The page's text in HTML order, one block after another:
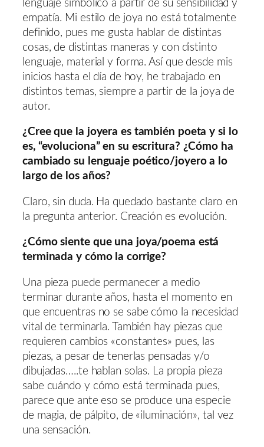
lenguaje simbólico a partir de su sensibilidad y
empatía. Mi estilo de joya no está totalmente
definido, pues me gusta hablar de distintas
cosas, de distintas maneras y con distinto
lenguaje, material y forma. Así que desde mis
inicios hasta el día de hoy, he trabajado en
distintos temas, siempre a partir de la joya de
autor.
¿Cree que la joyera es también poeta y si lo
es, “evoluciona” en su escritura? ¿Cómo ha
cambiado su lenguaje poético/joyero a lo
largo de los años?
Claro, sin duda. Ha quedado bastante claro en
la pregunta anterior. Creación es evolución.
¿Cómo siente que una joya/poema está
terminada y cómo la corrige?
Una pieza puede permanecer a medio
terminar durante años, hasta el momento en
que encuentras no se sabe cómo la necesidad
vital de terminarla. También hay piezas que
requieren cambios «constantes» pues, las
piezas, a pesar de tenerlas pensadas y/o
dibujadas…..te hablan solas. La propia pieza
sabe cuándo y cómo está terminada pues,
parece que ante eso se produce una especie
de magia, de pálpito, de «iluminación», tal vez
una sensación.